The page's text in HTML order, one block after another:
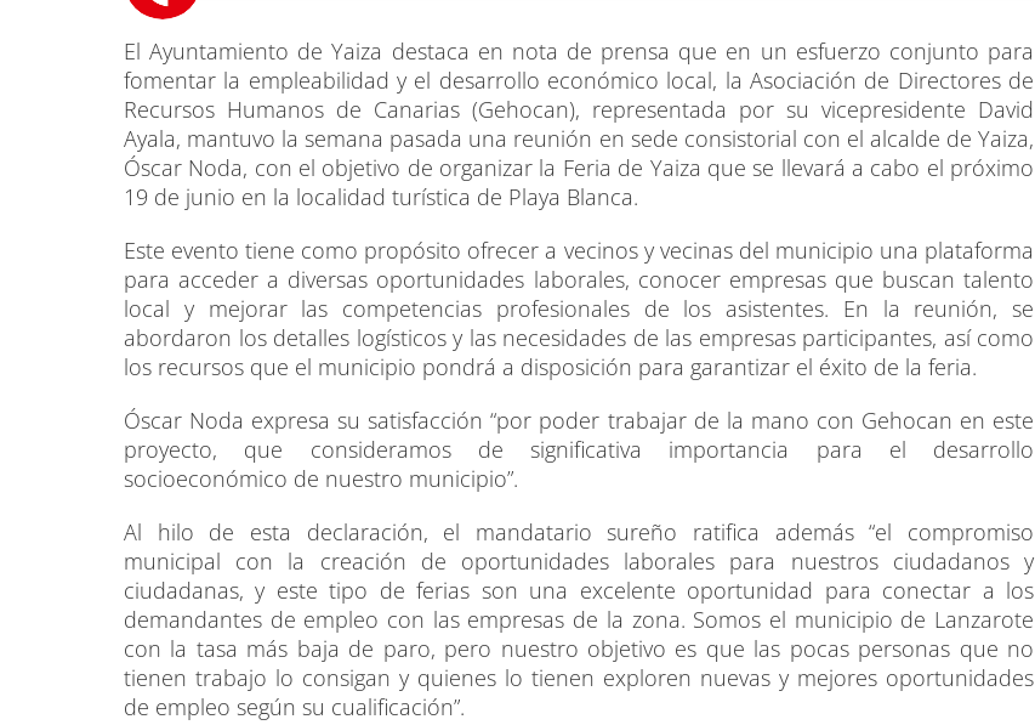
El Ayuntamiento de Yaiza destaca en nota de prensa que en un esfuerzo conjunto para
fomentar la empleabilidad y el desarrollo económico local, la Asociación de Directores de
Recursos Humanos de Canarias (Gehocan), representada por su vicepresidente David
Ayala, mantuvo la semana pasada una reunión en sede consistorial con el alcalde de Yaiza,
Óscar Noda, con el objetivo de organizar la Feria de Yaiza que se llevará a cabo el próximo
19 de junio en la localidad turística de Playa Blanca.
Este evento tiene como propósito ofrecer a vecinos y vecinas del municipio una plataforma
para acceder a diversas oportunidades laborales, conocer empresas que buscan talento
local y mejorar las competencias profesionales de los asistentes. En la reunión, se
abordaron los detalles logísticos y las necesidades de las empresas participantes, así como
los recursos que el municipio pondrá a disposición para garantizar el éxito de la feria.
Óscar Noda expresa su satisfacción “por poder trabajar de la mano con Gehocan en este
proyecto, que consideramos de significativa importancia para el desarrollo
socioeconómico de nuestro municipio”.
Al hilo de esta declaración, el mandatario sureño ratifica además “el compromiso
municipal con la creación de oportunidades laborales para nuestros ciudadanos y
ciudadanas, y este tipo de ferias son una excelente oportunidad para conectar a los
demandantes de empleo con las empresas de la zona. Somos el municipio de Lanzarote
con la tasa más baja de paro, pero nuestro objetivo es que las pocas personas que no
tienen trabajo lo consigan y quienes lo tienen exploren nuevas y mejores oportunidades
de empleo según su cualificación”.